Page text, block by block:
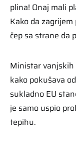
plina! Onaj mali
Kako da
čep sa strane da
Ministar vanjskih
kako pokušava
sukladno EU
je samo uspio
tepihu.